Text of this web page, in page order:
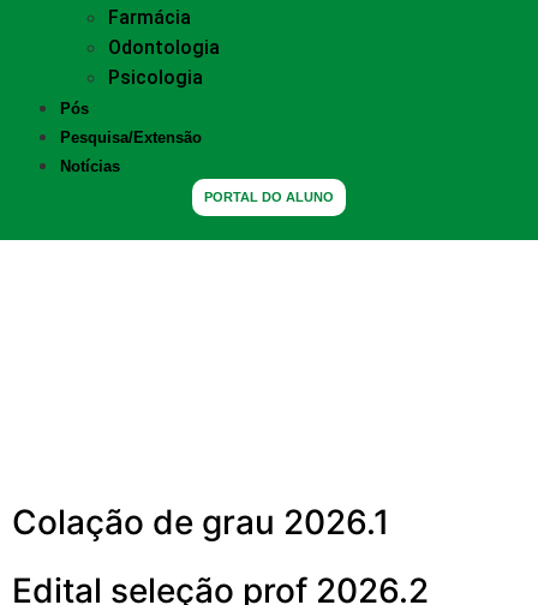
Farmácia
Odontologia
Psicologia
Pós
Pesquisa/Extensão
Notícias
PORTAL DO ALUNO
Colação de grau 2026.1
Edital seleção prof 2026.2